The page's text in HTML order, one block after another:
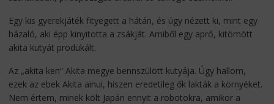
Egy kis gyerekjáték fityegett a hátán, és úgy nézett ki, mint egy
házaló, aki épp kinyitotta a zsákját. Amiből egy apró, kitömött
akita kutyát produkált.
Az „akita ken” Akita megye bennszülött kutyája. Úgy hallom,
ezek az ebek Akita ainui, hiszen eredetileg ők lakták a környéket.
Nem értem, minek költ Japán ennyit a robotokra, amikor a